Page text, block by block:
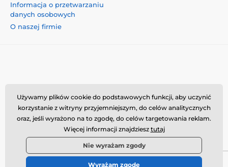
Informacja o przetwarzaniu
danych osobowych
O naszej firmie
Momanio s.r.o., Okružní 361/14, 74718, Píšť, Czechy,
VAT: CZ09604707, info@momanio.pl
Używamy plików cookie do podstawowych funkcji, aby uczynić
korzystanie z witryny przyjemniejszym, do celów analitycznych
oraz, jeśli wyrażono na to zgodę, do celów targetowania reklam.
Więcej informacji znajdziesz tutaj
Nie wyrażam zgody
Wyrażam zgodę